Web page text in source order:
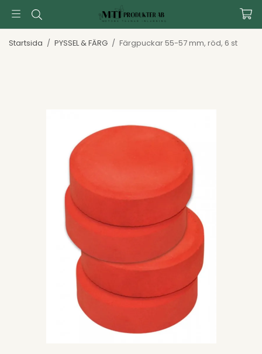
Startsida / PYSSEL & FÄRG / Färgpuckar 55-57 mm, röd, 6 st